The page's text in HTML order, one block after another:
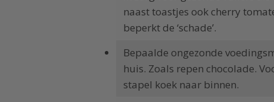
naast toastjes ook cherry
beperkt de ‘schade’.
Bepaalde ongezonde
huis. Zoals repen chocolade.
stapel koek naar binnen.